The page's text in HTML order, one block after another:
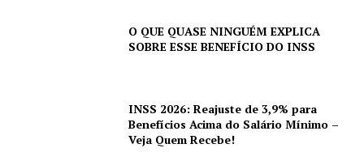
O QUE QUASE NINGUÉM EXPLICA
SOBRE ESSE BENEFÍCIO DO INSS
INSS 2026: Reajuste de 3,9% para
Benefícios Acima do Salário Mínimo –
Veja Quem Recebe!